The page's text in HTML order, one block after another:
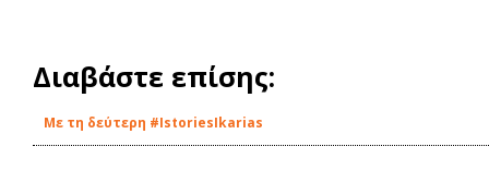
Διαβάστε επίσης:
Με τη δεύτερη #IstoriesIkarias